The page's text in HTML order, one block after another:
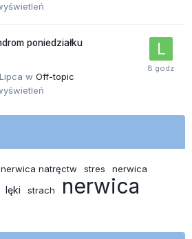
poniedziałku
w Off-topic
nerwica natręctw stres
nerwica
lęki strach nerwica